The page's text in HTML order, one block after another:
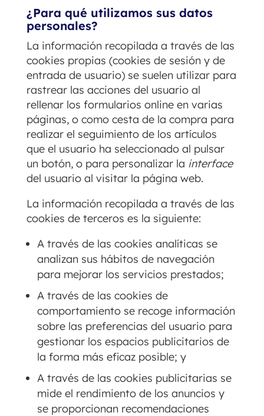
¿Para qué utilizamos sus datos
personales?
La información recopilada a través de las
cookies propias (cookies de sesión y de
entrada de usuario) se suelen utilizar para
rastrear las acciones del usuario al
rellenar los formularios online en varias
páginas, o como cesta de la compra para
realizar el seguimiento de los artículos
que el usuario ha seleccionado al pulsar
un botón, o para personalizar la interface
del usuario al visitar la página web.
La información recopilada a través de las
cookies de terceros es la siguiente:
A través de las cookies analíticas se
analizan sus hábitos de navegación
para mejorar los servicios prestados;
A través de las cookies de
comportamiento se recoge información
sobre las preferencias del usuario para
gestionar los espacios publicitarios de
la forma más eficaz posible; y
A través de las cookies publicitarias se
mide el rendimiento de los anuncios y
se proporcionan recomendaciones